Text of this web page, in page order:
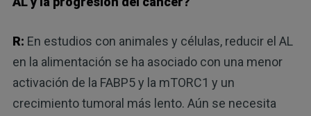
R: En estudios con animales y células, reducir el AL
en la alimentación se ha asociado con una menor
activación de la FABP5 y la mTORC1 y un
crecimiento tumoral más lento. Aún se necesita